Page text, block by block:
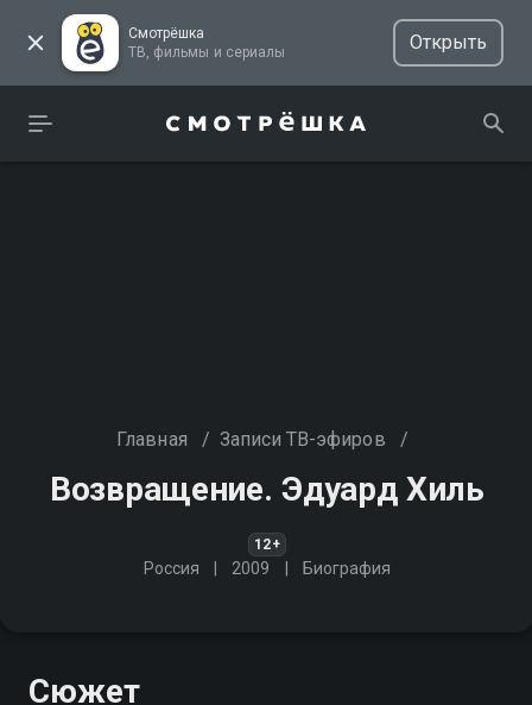
Смотрёшка
ТВ, фильмы и сериалы
Открыть
Главная / Записи ТВ-эфиров /
Возвращение. Эдуард Хиль
12+
Россия 2009 Биография
Сюжет